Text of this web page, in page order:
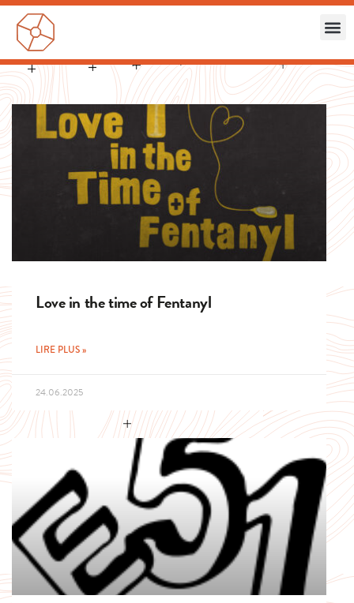
Love in the time of Fentanyl
LIRE PLUS »
24.06.2025